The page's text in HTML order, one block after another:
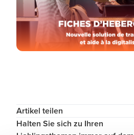
Artikel teilen
Halten Sie sich zu Ihren